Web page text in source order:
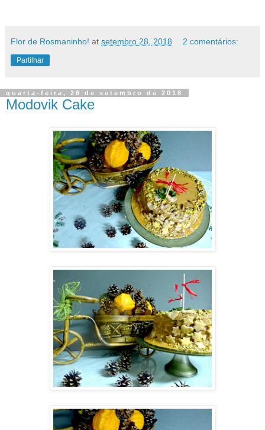
Flor de Rosmaninho! at setembro 28, 2018 2 comentários:
Partilhar
quarta-feira, 26 de setembro de 2018
Modovik Cake